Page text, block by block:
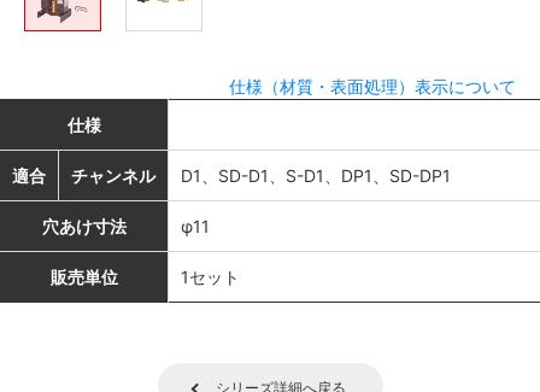
仕様（材質・表面処理）表示について
仕様
適合 チャンネル D1、SD-D1、S-D1、DP1、SD-DP1
穴あけ寸法 φ11
販売単位 1セット
シリーズ詳細へ戻る